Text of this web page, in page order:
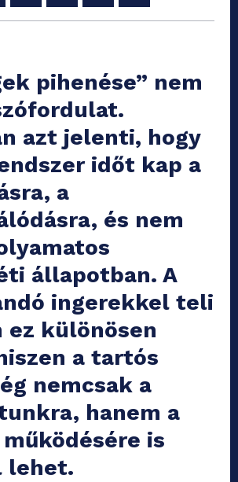
pihenése” nem
azt jelenti, hogy
időt kap a
a
és nem
állapotban. A
ingerekkel teli
ez különösen
a tartós
nemcsak a
hanem a
is
lehet.